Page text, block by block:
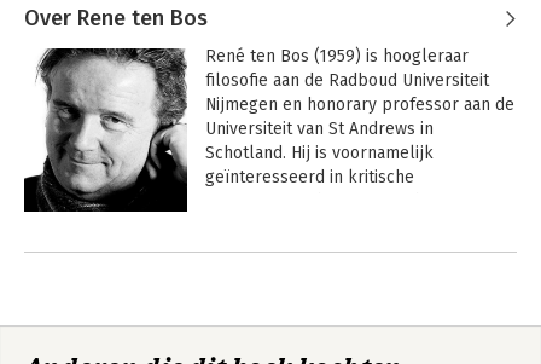
Over Rene ten Bos
René ten Bos (1959) is hoogleraar
filosofie aan de Radboud Universiteit
Nijmegen en honorary professor aan de
Universiteit van St Andrews in
Schotland. Hij is voornamelijk
geïnteresseerd in kritische
onderwerpen, zoals organisatie-ethiek,
heeft René ten Bos lezingen en
Andere boeken door Rene ten Bos